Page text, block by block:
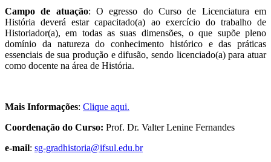
Campo de atuação: O egresso do Curso de Licenciatura em
História deverá estar capacitado(a) ao exercício do trabalho de
Historiador(a), em todas as suas dimensões, o que supõe pleno
domínio da natureza do conhecimento histórico e das práticas
essenciais de sua produção e difusão, sendo licenciado(a) para atuar
como docente na área de História.
Mais Informações: Clique aqui.
Coordenação do Curso: Prof. Dr. Valter Lenine Fernandes
e-mail: sg-gradhistoria@ifsul.edu.br